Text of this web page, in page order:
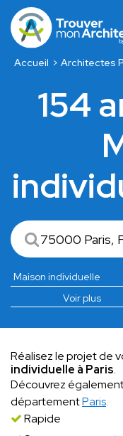
Accueil Architectes
154
Voir plus
Réalisez le projet de
individuelle à Paris.
Découvrez
départementParis.
Rapide